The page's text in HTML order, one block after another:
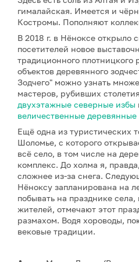
гималайская. Имеется и
Костромы. Пополняют
В 2018 г. в Нёноксе открыло
посетителей новое
традиционного плотницкого
объектов деревянного
Зодчего" можно узнать
мастеров, рубивших
двухэтажные северные избы
величественные деревянные
Ещё одна из туристических
Шоломье, с которого
всё село, в том числе на
комплекс. До холма я,
сложнее из-за снега.
Нёноксу запланирована на
побывать на празднике
жителей, отмечают этот
размахом. Водя хороводы,
вековые традиции.